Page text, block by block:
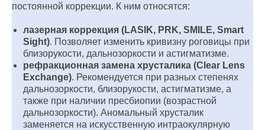
постоянной коррекции. К ним относятся:
лазерная коррекция (LASIK, PRK, SMILE, Smart
Sight). Позволяет изменить кривизну роговицы при
близорукости, дальнозоркости и астигматизме.
рефракционная замена хрусталика (Clear Lens
Exchange). Рекомендуется при разных степенях
дальнозоркости, близорукости, астигматизме, а
также при наличии пресбиопии (возрастной
дальнозоркости). Аномальный хрусталик
заменяется на искусственную интраокулярную